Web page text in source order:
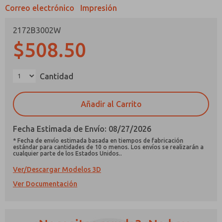
Correo electrónico Impresión
2172B3002W
$508.50
Cantidad
Añadir al Carrito
Fecha Estimada de Envío: 08/27/2026
* Fecha de envío estimada basada en tiempos de fabricación
estándar para cantidades de 10 o menos. Los envíos se realizarán a
cualquier parte de los Estados Unidos..
Ver/Descargar Modelos 3D
Ver Documentación
¿Método de Contacto Preferido?
Envíenme actualizaciones periódicas sobre
características, capacidades del producto y
más.
*Sí, he leído la política de privacidad y acepto
que los datos que proporcione se recopilarán
y almacenarán electrónicamente. Mis datos se
utilizan únicamente con fines estrictamente
destinados a procesar y responder a mi
solicitud. Al enviar el formulario de contacto,